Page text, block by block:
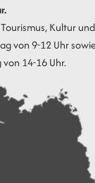
Kultur
von 9-12 Uhr
14-16 Uhr.